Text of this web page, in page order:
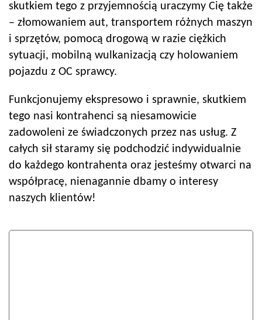
skutkiem tego z przyjemnością uraczymy Cię także
– złomowaniem aut, transportem różnych maszyn
i sprzętów, pomocą drogową w razie ciężkich
sytuacji, mobilną wulkanizacją czy holowaniem
pojazdu z OC sprawcy.
Funkcjonujemy ekspresowo i sprawnie, skutkiem
tego nasi kontrahenci są niesamowicie
zadowoleni ze świadczonych przez nas usług. Z
całych sił staramy się podchodzić indywidualnie
do każdego kontrahenta oraz jesteśmy otwarci na
współpracę, nienagannie dbamy o interesy
naszych klientów!